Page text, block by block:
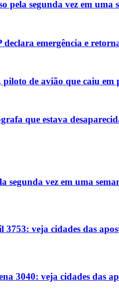
pela segunda vez em
declara emergência e
piloto de avião que caiu
que estava
segunda vez em uma
3753: veja cidades das
3040: veja cidades das